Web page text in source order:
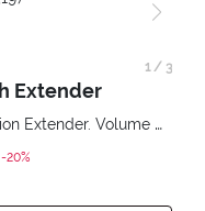
Extender
Le mascara de Pupa dans sa version Extender. Volume extension 3D. Des cils amplifiés et liftés à l’infini.
from
-20%
1/ 3